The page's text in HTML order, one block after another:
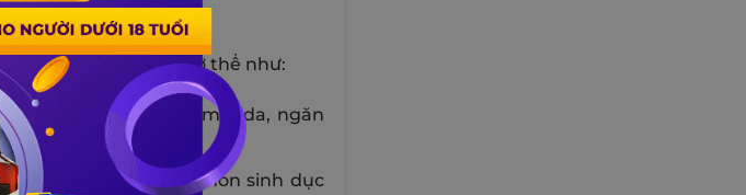
THẾ NÀO?
công dụng cho cơ thể như:
làm săn chắc và mịn da, ngăn
động của các hormon sinh dục